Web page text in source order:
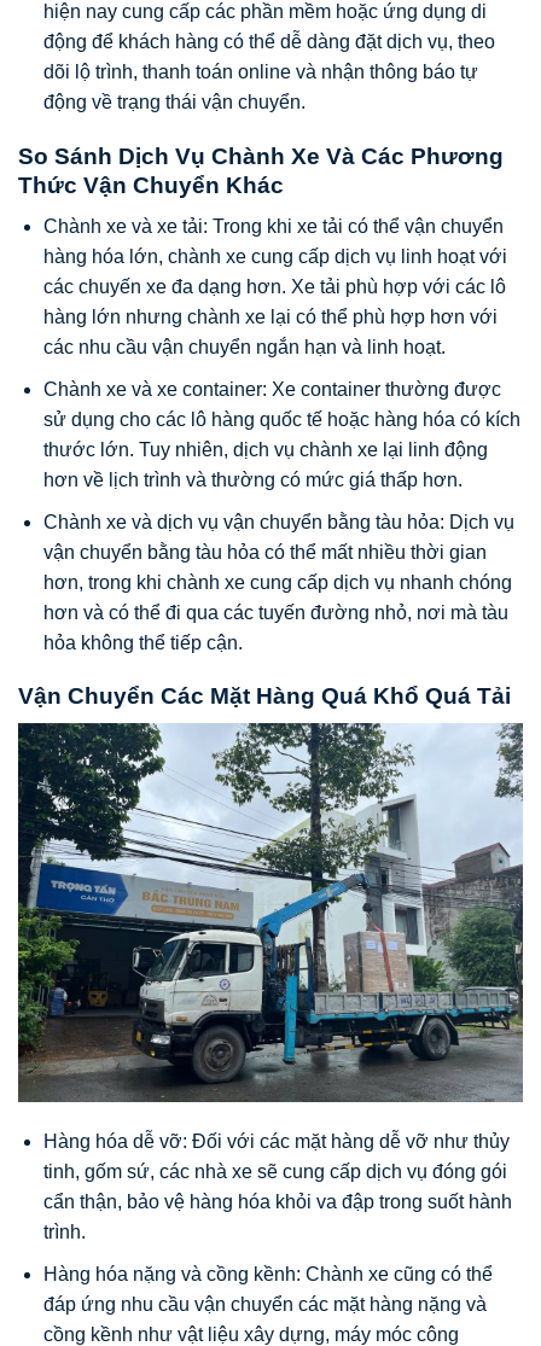
hiện nay cung cấp các phần mềm hoặc ứng dụng di
động để khách hàng có thể dễ dàng đặt dịch vụ, theo
dõi lộ trình, thanh toán online và nhận thông báo tự
động về trạng thái vận chuyển.
So Sánh Dịch Vụ Chành Xe Và Các Phương
Thức Vận Chuyển Khác
Chành xe và xe tải: Trong khi xe tải có thể vận chuyển
hàng hóa lớn, chành xe cung cấp dịch vụ linh hoạt với
các chuyến xe đa dạng hơn. Xe tải phù hợp với các lô
hàng lớn nhưng chành xe lại có thể phù hợp hơn với
các nhu cầu vận chuyển ngắn hạn và linh hoạt.
Chành xe và xe container: Xe container thường được
sử dụng cho các lô hàng quốc tế hoặc hàng hóa có kích
thước lớn. Tuy nhiên, dịch vụ chành xe lại linh động
hơn về lịch trình và thường có mức giá thấp hơn.
Chành xe và dịch vụ vận chuyển bằng tàu hỏa: Dịch vụ
vận chuyển bằng tàu hỏa có thể mất nhiều thời gian
hơn, trong khi chành xe cung cấp dịch vụ nhanh chóng
hơn và có thể đi qua các tuyến đường nhỏ, nơi mà tàu
hỏa không thể tiếp cận.
Vận Chuyển Các Mặt Hàng Quá Khổ Quá Tải
Hàng hóa dễ vỡ: Đối với các mặt hàng dễ vỡ như thủy
tinh, gốm sứ, các nhà xe sẽ cung cấp dịch vụ đóng gói
cẩn thận, bảo vệ hàng hóa khỏi va đập trong suốt hành
trình.
Hàng hóa nặng và cồng kềnh: Chành xe cũng có thể
đáp ứng nhu cầu vận chuyển các mặt hàng nặng và
cồng kềnh như vật liệu xây dựng, máy móc công